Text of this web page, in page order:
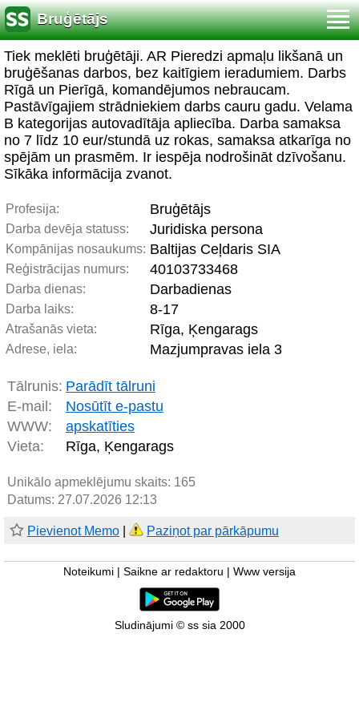
Bruģētājs
Tiek meklēti bruģētāji. AR Pieredzi apmaļu likšanā un
bruģēšanas darbos, bez kaitīgiem ieradumiem. Darbs
Rīgā un Pierīgā, komandējumos nebraucam.
Pastāvīgajiem strādniekiem darbs cauru gadu. Velama
B kategorijas autovadītāja apliecība. Darba samaksa
no 7 līdz 10 eur/stundā uz rokas, samaksa atkarīga no
spējām un prasmēm. Ir iespēja nodrošināt dzīvošanu.
Sīkāka informācija zvanot.
Profesija: Bruģētājs
Darba devēja statuss: Juridiska persona
Kompānijas nosaukums: Baltijas Ceļdaris SIA
Reģistrācijas numurs: 40103733468
Darba dienas: Darbadienas
Darba laiks: 8-17
Atrašanās vieta: Rīga, Ķengarags
Adrese, iela: Mazjumpravas iela 3
Tālrunis: Parādīt tālruni
E-mail:
Nosūtīt e-pastu
WWW:
apskatīties
Vieta:
Rīga, Ķengarags
Unikālo apmeklējumu skaits: 165
Datums: 27.07.2026 12:13
Pievienot Memo Paziņot par pārkāpumu
Noteikumi Saikne ar redaktoru Www versija
Sludinājumi © ss sia 2000